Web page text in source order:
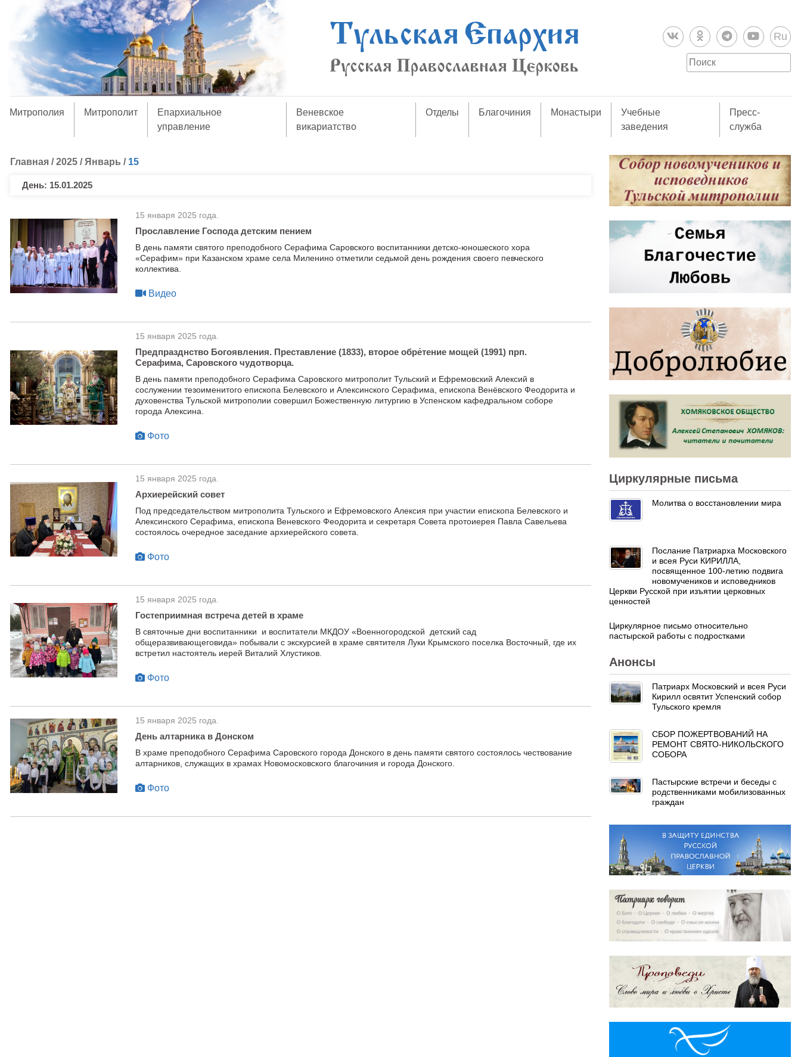
Ru
Митрополия Митрополит
Епархиальное
управление
Веневское
викариатство
Отделы Благочиния Монастыри
Учебные
заведения
Пресс-
служба
Главная /2025 / Январь / 15
День: 15.01.2025
15 января 2025 года.
Прославление Господа детским пением
В день памяти святого преподобного Серафима Саровского воспитанники детско-юношеского хора
«Серафим» при Казанском храме села Миленино отметили седьмой день рождения своего певческого
коллектива.
Видео
15 января 2025 года.
Предпразднство Богоявления. Преставление (1833), второе обре́тение мощей (1991) прп.
Серафима, Саровского чудотворца.
В день памяти преподобного Серафима Саровского митрополит Тульский и Ефремовский Алексий в
сослужении тезоименитого епископа Белевского и Алексинского Серафима, епископа Венёвского Феодорита и
духовенства Тульской митрополии совершил Божественную литургию в Успенском кафедральном соборе
города Алексина.
Фото
15 января 2025 года.
Архиерейский совет
Под председательством митрополита Тульского и Ефремовского Алексия при участии епископа Белевского и
Алексинского Серафима, епископа Веневского Феодорита и секретаря Совета протоиерея Павла Савельева
состоялось очередное заседание архиерейского совета.
Фото
15 января 2025 года.
Гостеприимная встреча детей в храме
В святочные дни воспитанники и воспитатели МКДОУ «Военногородской детский сад
общеразвивающеговида» побывали с экскурсией в храме святителя Луки Крымского поселка Восточный, где их
встретил настоятель иерей Виталий Хлустиков.
Фото
15 января 2025 года.
День алтарника в Донском
В храме преподобного Серафима Саровского города Донского в день памяти святого состоялось чествование
алтарников, служащих в храмах Новомосковского благочиния и города Донского.
Фото
Циркулярные письма
Молитва о восстановлении мира
Послание Патриарха Московского
и всея Руси КИРИЛЛА,
посвященное 100-летию подвига
новомучеников и исповедников
Церкви Русской при изъятии церковных
ценностей
Циркулярное письмо относительно
пастырской работы с подростками
Анонсы
Патриарх Московский и всея Руси
Кирилл освятит Успенский собор
Тульского кремля
СБОР ПОЖЕРТВОВАНИЙ НА
РЕМОНТ СВЯТО-НИКОЛЬСКОГО
СОБОРА
Пастырские встречи и беседы с
родственниками мобилизованных
граждан